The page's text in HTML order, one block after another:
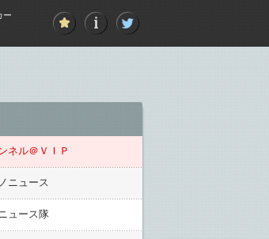
ー
ネル＠ＶＩＰ
ニュース
ュース隊